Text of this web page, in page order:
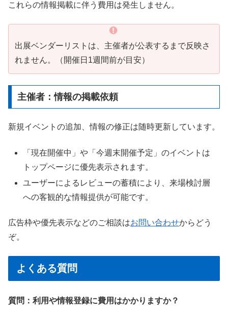
これらの情報掲載に伴う費用は発生しません。
出展ベンダーリストは、主催者が公表するまで反映さ
れません。（開催日1週間前が目安）
主催者：情報の掲載依頼
新規イベントの追加、情報の修正は随時更新しています。
「現在開催中」や「今週末開催予定」のイベントは
トップページに優先表示されます。
ユーザーによるレビューの蓄積により、来場検討層
への客観的な情報提供が可能です。
広告枠や優先表示などのご相談はお問い合わせからどう
ぞ。
よくある質問
質問：利用や情報登録に費用はかかりますか？